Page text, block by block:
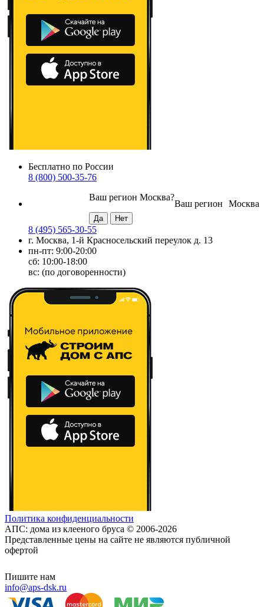
Бесплатно по России
8 (800) 500-35-76
Москва
Ваш регион
Ваш регион Москва?
8 (495) 565-30-55
г. Москва, 1-й Красносельский переулок д. 13
пн-пт: 9:00-20:00
сб: 10:00-18:00
вс: (по договоренности)
Политика конфиденциальности
АПС: дома из клееного бруса © 2006-2026
Представленные цены на сайте не являются публичной
офертой
Пишите нам
info@aps-dsk.ru